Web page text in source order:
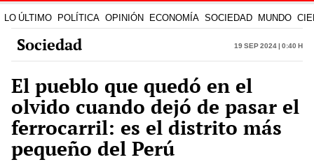
LO ÚLTIMO POLÍTICA OPINIÓN ECONOMÍA SOCIEDAD MUNDO
Sociedad 19 Sep 2024 | 0:40 h
El pueblo que quedó en el
olvido cuando dejó de pasar el
ferrocarril: es el distrito más
pequeño del Perú